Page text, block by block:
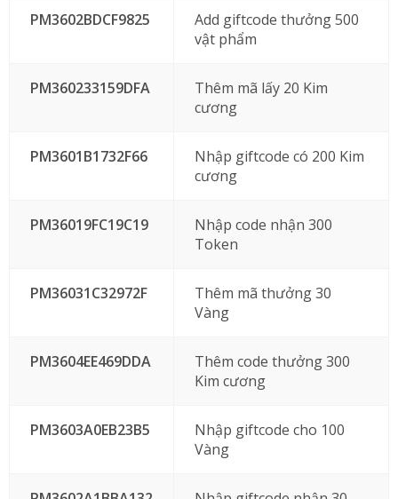
PM3602BDCF9825
Add giftcode thưởng 500
vật phẩm
PM360233159DFA
Thêm mã lấy 20 Kim
cương
PM3601B1732F66
Nhập giftcode có 200 Kim
cương
PM36019FC19C19
Nhập code nhận 300
Token
PM36031C32972F
Thêm mã thưởng 30
Vàng
PM3604EE469DDA
Thêm code thưởng 300
Kim cương
PM3603A0EB23B5
Nhập giftcode cho 100
Vàng